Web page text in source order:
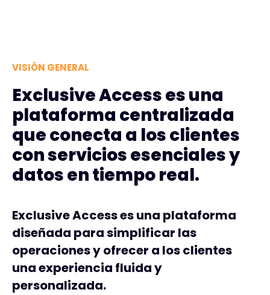
VISIÓN GENERAL
Exclusive Access es una
plataforma centralizada
que conecta a los clientes
con servicios esenciales y
datos en tiempo real.
Exclusive Access es una plataforma
diseñada para simplificar las
operaciones y ofrecer a los clientes
una experiencia fluida y
personalizada.